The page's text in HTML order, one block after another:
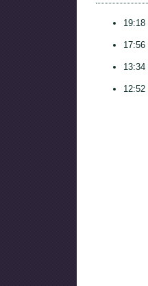
19:18
17:56
13:34
12:52